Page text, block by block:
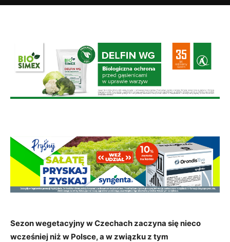
Sezon wegetacyjny w Czechach zaczyna się nieco
wcześniej niż w Polsce, a w związku z tym